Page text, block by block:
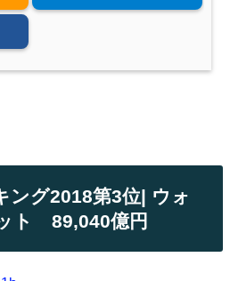
ング2018第3位| ウォ
ト 89,040億円